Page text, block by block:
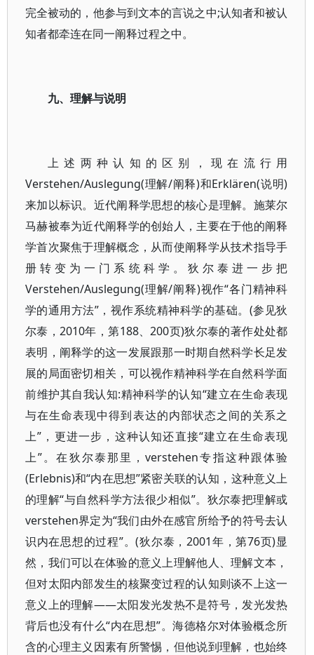
完全被动的，他参与到文本的言说之中;认知者和被认
知者都牵连在同一阐释过程之中。
九、理解与说明
上述两种认知的区别，现在流行用
Verstehen/Auslegung(理解/阐释)和Erklären(说明)
来加以标识。近代阐释学思想的核心是理解。施莱尔
马赫被奉为近代阐释学的创始人，主要在于他的阐释
学首次聚焦于理解概念，从而使阐释学从技术指导手
册转变为一门系统科学。狄尔泰进一步把
Verstehen/Auslegung(理解/阐释)视作“各门精神科
学的通用方法”，视作系统精神科学的基础。(参见狄
尔泰，2010年，第188、200页)狄尔泰的著作处处都
表明，阐释学的这一发展跟那一时期自然科学长足发
展的局面密切相关，可以视作精神科学在自然科学面
前维护其自我认知:精神科学的认知“建立在生命表现
与在生命表现中得到表达的内部状态之间的关系之
上”，更进一步，这种认知还直接“建立在生命表现
上”。在狄尔泰那里，verstehen专指这种跟体验
(Erlebnis)和“内在思想”紧密关联的认知，这种意义上
的理解“与自然科学方法很少相似”。狄尔泰把理解或
verstehen界定为“我们由外在感官所给予的符号去认
识内在思想的过程”。(狄尔泰，2001年，第76页)显
然，我们可以在体验的意义上理解他人、理解文本，
但对太阳内部发生的核聚变过程的认知则谈不上这一
意义上的理解——太阳发光发热不是符号，发光发热
背后也没有什么“内在思想”。海德格尔对体验概念所
含的心理主义因素有所警惕，但他说到理解，也始终